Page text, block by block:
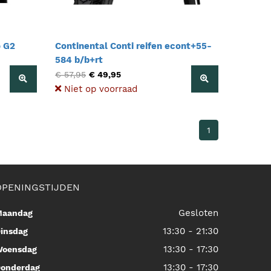
G2
Continental Conti reifen econt+55-
584 b/b+rt
€ 57,95 € 49,95
Niet op voorraad
1
Gesloten
13:30 - 21:30
13:30 - 17:30
13:30 - 17:30